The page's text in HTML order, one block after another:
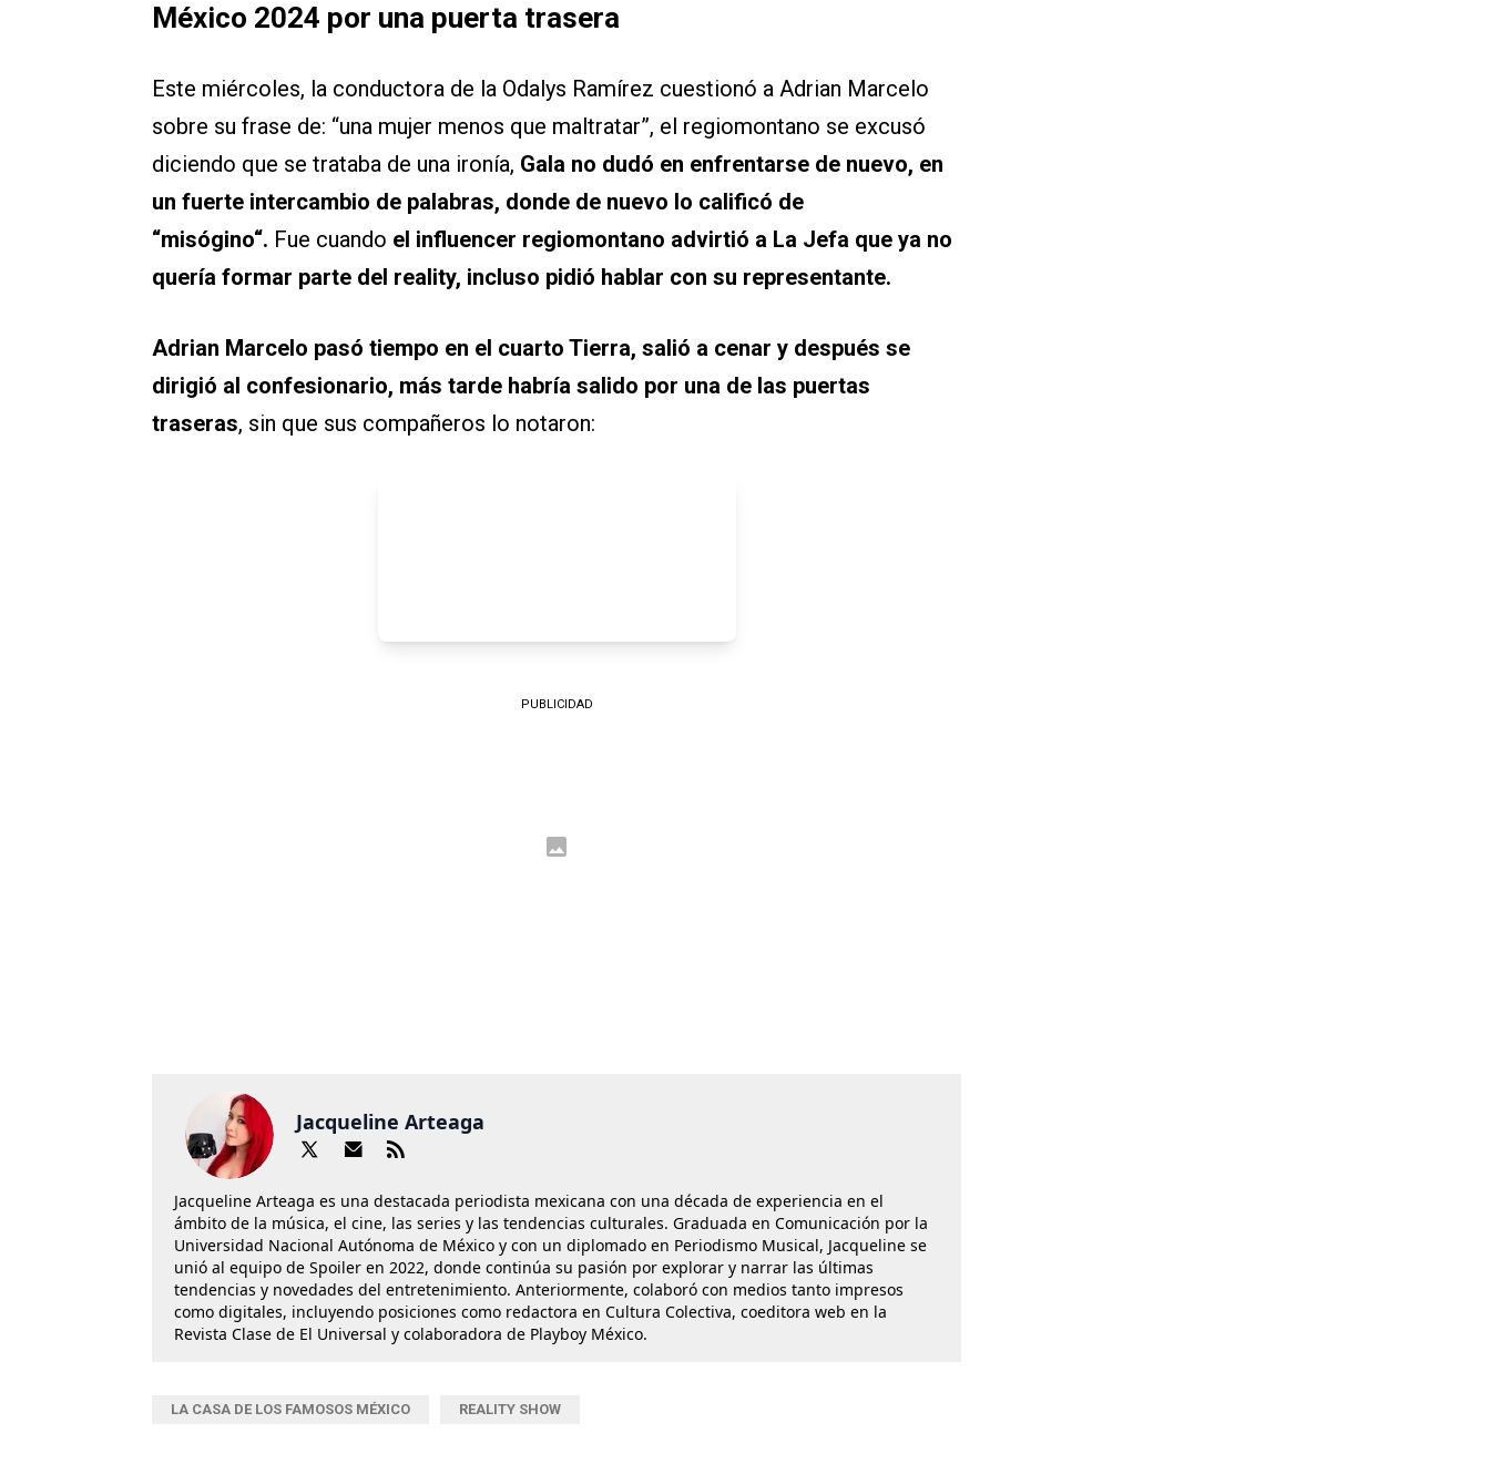
México 2024 por una puerta trasera
Este miércoles, la conductora de la Odalys Ramírez cuestionó a Adrian Marcelo
sobre su frase de: “una mujer menos que maltratar”, el regiomontano se excusó
diciendo que se trataba de una ironía, Gala no dudó en enfrentarse de nuevo, en
un fuerte intercambio de palabras, donde de nuevo lo calificó de
“misógino“. Fue cuando el influencer regiomontano advirtió a La Jefa que ya no
quería formar parte del reality, incluso pidió hablar con su representante.
Adrian Marcelo pasó tiempo en el cuarto Tierra, salió a cenar y después se
dirigió al confesionario, más tarde habría salido por una de las puertas
traseras, sin que sus compañeros lo notaron:
PUBLICIDAD
Jacqueline Arteaga
Jacqueline Arteaga es una destacada periodista mexicana con una década de experiencia en el
ámbito de la música, el cine, las series y las tendencias culturales. Graduada en Comunicación por la
Universidad Nacional Autónoma de México y con un diplomado en Periodismo Musical, Jacqueline se
unió al equipo de Spoiler en 2022, donde continúa su pasión por explorar y narrar las últimas
tendencias y novedades del entretenimiento. Anteriormente, colaboró con medios tanto impresos
como digitales, incluyendo posiciones como redactora en Cultura Colectiva, coeditora web en la
Revista Clase de El Universal y colaboradora de Playboy México.
LA CASA DE LOS FAMOSOS MÉXICO REALITY SHOW